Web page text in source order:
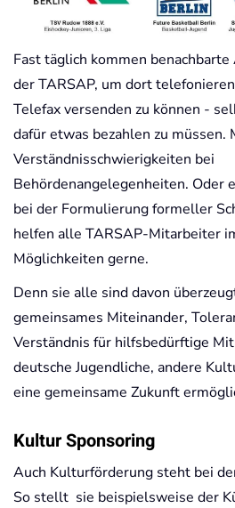
Fast täglich kommen
der TARSAP, um dort
Telefax versenden zu können -
dafür etwas bezahlen zu müssen.
Verständnisschwierigkeiten bei
Behördenangelegenheiten. Oder
bei der Formulierung formeller
helfen alle TARSAP-Mitarbeiter
Möglichkeiten gerne.
Denn sie alle sind davon
gemeinsames Miteinander,
Verständnis für hilfsbedürftige
deutsche Jugendliche, andere
eine gemeinsame Zukunft
Kultur Sponsoring
Auch Kulturförderung steht bei
So stellt sie beispielsweise der